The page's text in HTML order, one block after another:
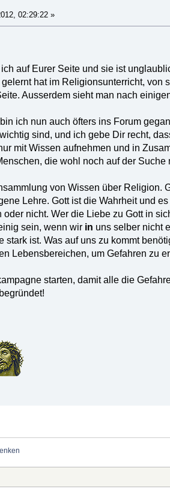
02:29:22 »
auf Eurer Seite und sie ist
hat im Religionsunterricht,
Ausserdem sieht man nach
ich nun auch öfters ins Forum
sind, und ich gebe Dir recht,
mit Wissen aufnehmen und in
die wohl noch auf der
von Wissen über Religion.
Lehre. Gott ist die Wahrheit und
nicht. Wer die Liebe zu Gott in
sein, wenn wir in uns selber nicht
stark ist. Was auf uns zu kommt
Lebensbereichen, um Gefahren zu
starten, damit alle die